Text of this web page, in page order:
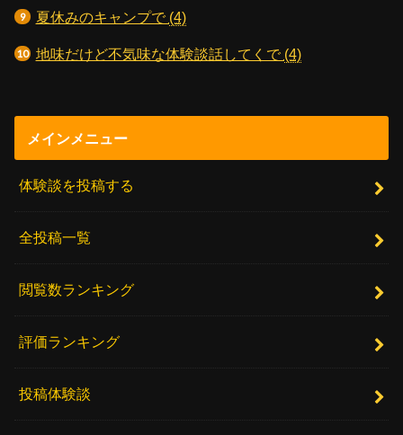
夏休みのキャンプで (4)
地味だけど不気味な体験談話してくで (4)
メインメニュー
体験談を投稿する
全投稿一覧
閲覧数ランキング
評価ランキング
投稿体験談